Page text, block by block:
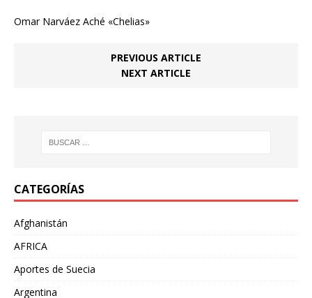
Omar Narváez Aché «Chelias»
PREVIOUS ARTICLE
NEXT ARTICLE
CATEGORÍAS
Afghanistán
AFRICA
Aportes de Suecia
Argentina